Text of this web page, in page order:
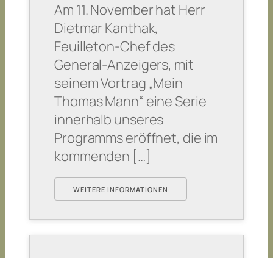
Am 11. November hat Herr
Dietmar Kanthak,
Feuilleton-Chef des
General-Anzeigers, mit
seinem Vortrag „Mein
Thomas Mann“ eine Serie
innerhalb unseres
Programms eröffnet, die im
kommenden […]
WEITERE INFORMATIONEN